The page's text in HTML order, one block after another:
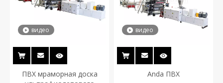
видео
ПВХ мраморная доска
видео
Anda ПВХ